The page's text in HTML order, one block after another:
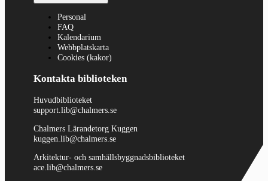
Personal
FAQ
Kalendarium
Webbplatskarta
Cookies (kakor)
Kontakta biblioteken
Huvudbiblioteket
support.lib@chalmers.se
Chalmers Lärandetorg Kuggen
kuggen.lib@chalmers.se
Arkitektur- och samhällsbyggnadsbiblioteket
ace.lib@chalmers.se